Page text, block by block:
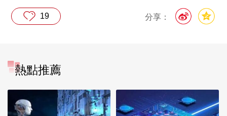
分享：
19
熱點推薦